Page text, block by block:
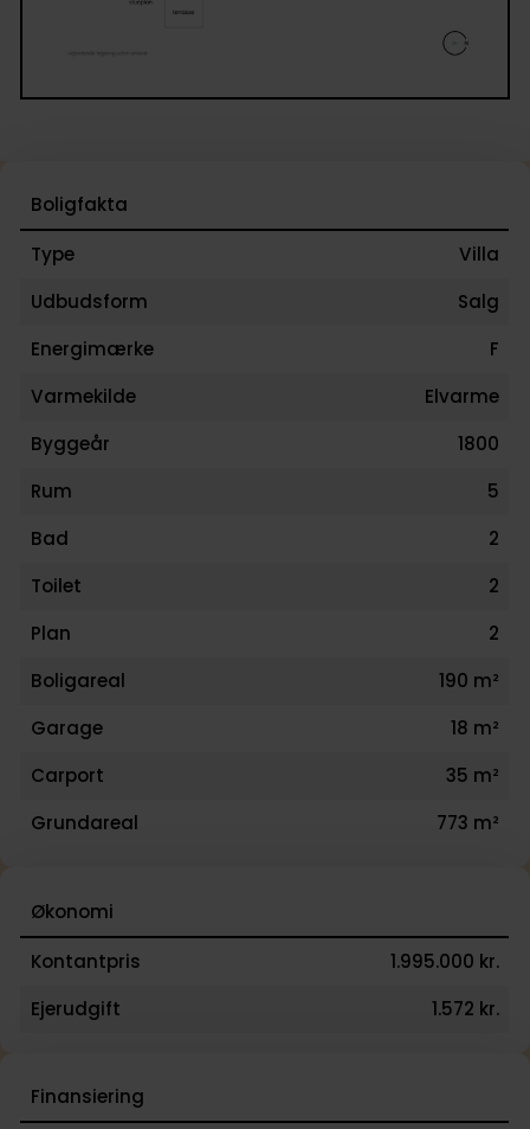
Boligfakta
Type
Villa
Udbudsform
Salg
Energimærke
F
Varmekilde
Elvarme
Byggeår
1800
Rum
5
Bad
2
Toilet
2
Plan
2
Boligareal
190 m²
Garage
18 m²
Carport
35 m²
Grundareal
773 m²
Økonomi
Kontantpris
1.995.000 kr.
Ejerudgift
1.572 kr.
Finansiering